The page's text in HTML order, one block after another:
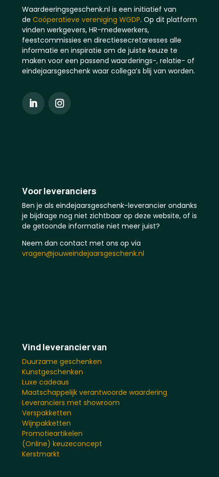
Waardeeringsgeschenk.nl is een initiatief van
de Coöperatieve vereniging WGDP. Op dit platform
vinden werkgevers, HR-medewerkers,
feestcommissies en directiesecretaresses alle
informatie en inspiratie om de juiste keuze te
maken voor een passend waarderings-, relatie- of
eindejaarsgeschenk waar collega’s blij van worden.
Voor leveranciers
Ben je als eindejaarsgeschenk-leverancier ondanks
je bijdrage nog niet zichtbaar op deze website, of is
de getoonde informatie niet meer juist?
Neem dan contact met ons op via
vragen@jouweindejaarsgeschenk.nl
Vind leverancier van
Duurzame geschenken
Kunstgeschenken
Luxe cadeaus
Maatschappelijk verantwoorde waardering
Leveranciers met showroom
Verspakketten
Wijnpakketten
Promotieartikelen
(Online) keuzeconcept
Kerstmarkt